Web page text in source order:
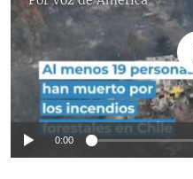
No media
0:00